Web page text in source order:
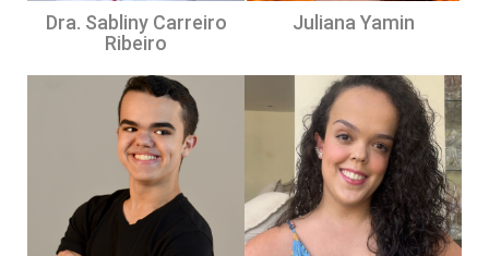
Dra. Sabliny Carreiro
Ribeiro
Juliana Yamin